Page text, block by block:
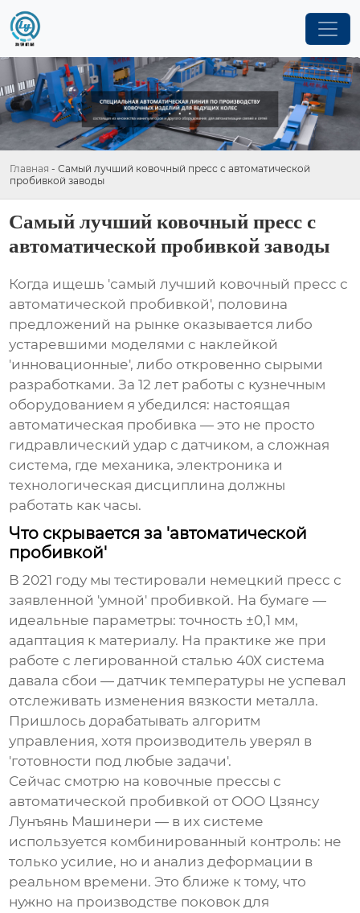
Главная - Самый лучший ковочный пресс с автоматической
пробивкой заводы
Самый лучший ковочный пресс с
автоматической пробивкой заводы
Когда ищешь 'самый лучший ковочный пресс с
автоматической пробивкой', половина
предложений на рынке оказывается либо
устаревшими моделями с наклейкой
'инновационные', либо откровенно сырыми
разработками. За 12 лет работы с кузнечным
оборудованием я убедился: настоящая
автоматическая пробивка — это не просто
гидравлический удар с датчиком, а сложная
система, где механика, электроника и
технологическая дисциплина должны
работать как часы.
Что скрывается за 'автоматической
пробивкой'
В 2021 году мы тестировали немецкий пресс с
заявленной 'умной' пробивкой. На бумаге —
идеальные параметры: точность ±0,1 мм,
адаптация к материалу. На практике же при
работе с легированной сталью 40Х система
давала сбои — датчик температуры не успевал
отслеживать изменения вязкости металла.
Пришлось дорабатывать алгоритм
управления, хотя производитель уверял в
'готовности под любые задачи'.
Сейчас смотрю на ковочные прессы с
автоматической пробивкой от ООО Цзянсу
Лунъянь Машинери — в их системе
используется комбинированный контроль: не
только усилие, но и анализ деформации в
реальном времени. Это ближе к тому, что
нужно на производстве поковок для